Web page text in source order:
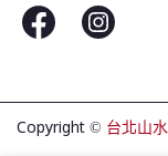
Copyright © 台北山